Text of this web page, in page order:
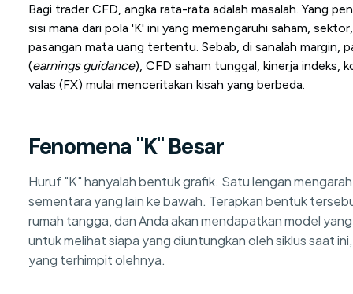
Bagi trader CFD, angka rata-rata adalah masalah. Yang
sisi mana dari pola 'K' ini yang memengaruhi saham,
pasangan mata uang tertentu. Sebab, di sanalah margin,
(earnings guidance), CFD saham tunggal, kinerja indeks,
valas (FX) mulai menceritakan kisah yang berbeda.
Fenomena "K" Besar
Huruf "K" hanyalah bentuk grafik. Satu lengan
sementara yang lain ke bawah. Terapkan bentuk
rumah tangga, dan Anda akan mendapatkan model
untuk melihat siapa yang diuntungkan oleh siklus saat
yang terhimpit olehnya.